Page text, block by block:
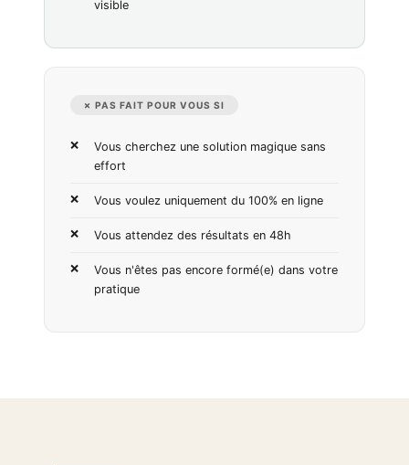
visible
✗ PAS FAIT POUR VOUS SI
Vous cherchez une solution magique sans
effort
Vous voulez uniquement du 100% en ligne
Vous attendez des résultats en 48h
Vous n'êtes pas encore formé(e) dans votre
pratique